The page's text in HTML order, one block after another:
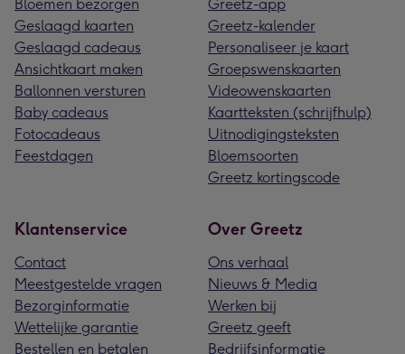
Bloemen bezorgen
Geslaagd kaarten
Geslaagd cadeaus
Ansichtkaart maken
Ballonnen versturen
Baby cadeaus
Fotocadeaus
Feestdagen
Greetz-app
Greetz-kalender
Personaliseer je kaart
Groepswenskaarten
Videowenskaarten
Kaartteksten (schrijfhulp)
Uitnodigingsteksten
Bloemsoorten
Greetz kortingscode
Klantenservice
Contact
Meestgestelde vragen
Bezorginformatie
Wettelijke garantie
Bestellen en betalen
Over Greetz
Ons verhaal
Nieuws & Media
Werken bij
Greetz geeft
Bedrijfsinformatie